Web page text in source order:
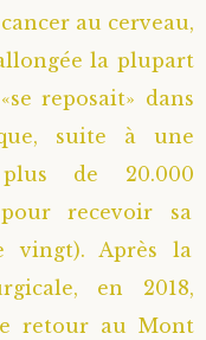
au cerveau,
la plupart
reposait» dans
suite à une
de 20.000
recevoir sa
vingt). Après la
en 2018,
retour au Mont